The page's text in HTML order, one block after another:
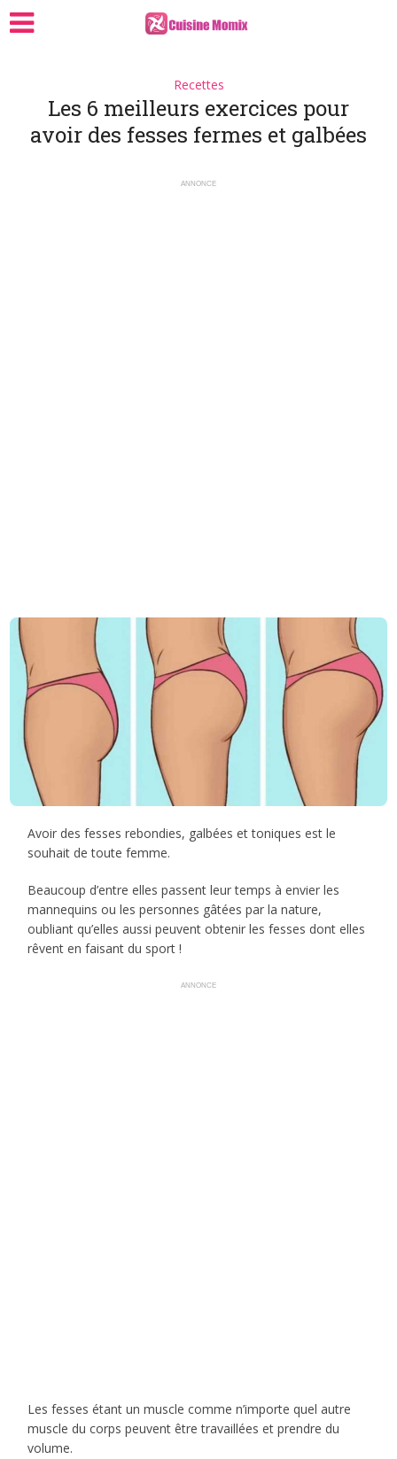
Recettes
Les 6 meilleurs exercices pour
avoir des fesses fermes et galbées
ANNONCE
Avoir des fesses rebondies, galbées et toniques est le
souhait de toute femme.
Beaucoup d’entre elles passent leur temps à envier les
mannequins ou les personnes gâtées par la nature,
oubliant qu’elles aussi peuvent obtenir les fesses dont elles
rêvent en faisant du sport !
ANNONCE
Les fesses étant un muscle comme n’importe quel autre
muscle du corps peuvent être travaillées et prendre du
volume.